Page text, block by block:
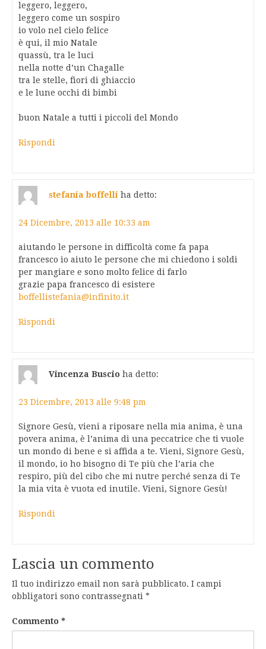
leggero, leggero,
leggero come un sospiro
io volo nel cielo felice
è qui, il mio Natale
quassù, tra le luci
nella notte d’un Chagalle
tra le stelle, fiori di ghiaccio
e le lune occhi di bimbi
buon Natale a tutti i piccoli del Mondo
Rispondi
stefania boffelli ha detto:
24 Dicembre, 2013 alle 10:33 am
aiutando le persone in difficoltà come fa papa
francesco io aiuto le persone che mi chiedono i soldi
per mangiare e sono molto felice di farlo
grazie papa francesco di esistere
boffellistefania@infinito.it
Rispondi
Vincenza Buscio ha detto:
23 Dicembre, 2013 alle 9:48 pm
Signore Gesù, vieni a riposare nella mia anima, è una
povera anima, è l’anima di una peccatrice che ti vuole
un mondo di bene e si affida a te. Vieni, Signore Gesù,
il mondo, io ho bisogno di Te più che l’aria che
respiro, più del cibo che mi nutre perché senza di Te
la mia vita è vuota ed inutile. Vieni, Signore Gesù!
Rispondi
Lascia un commento
Il tuo indirizzo email non sarà pubblicato. I campi
obbligatori sono contrassegnati *
Commento *